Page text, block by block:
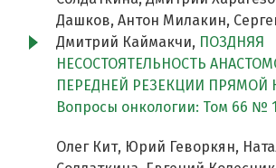
Дашков, Антон Милакин,
Дмитрий Каймакчи, ПОЗДНЯЯ
НЕСОСТОЯТЕЛЬНОСТЬ
ПЕРЕДНЕЙ РЕЗЕКЦИИ ПРЯМОЙ
Вопросы онкологии: Том 66 №
Олег Кит, Юрий Геворкян,